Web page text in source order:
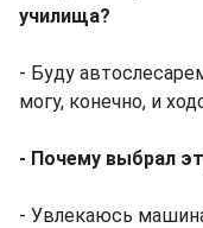
училища?
- Буду
могу, конечно, и
- Почему выбрал
- Увлекаюсь